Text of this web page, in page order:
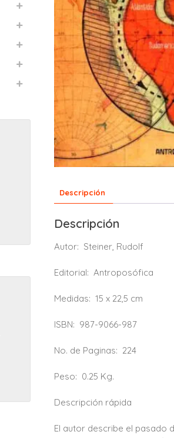
Descripción
Descripción
Autor: Steiner, Rudolf
Editorial:Antroposófica
Medidas:15 x 22,5 cm
ISBN: 987-9066-987
No. de Paginas: 224
Peso: 0.25 Kg.
Descripción rápida
El autor describe el pasado